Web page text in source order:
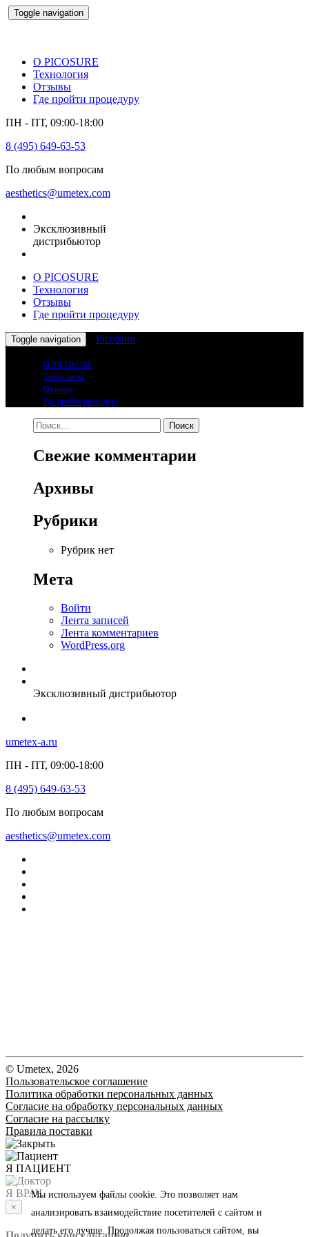
Toggle navigation
О PICOSURE
Технология
Отзывы
Где пройти процедуру
ПН - ПТ, 09:00-18:00
8 (495) 649-63-53
По любым вопросам
aesthetics@umetex.com
Эксклюзивный
дистрибьютор
О PICOSURE
Технология
Отзывы
Где пройти процедуру
Toggle navigation PicoSure
О PICOSURE
Технология
Отзывы
Где пройти процедуру
Найти:
Свежие комментарии
Архивы
Рубрики
Рубрик нет
Мета
Войти
Лента записей
Лента комментариев
WordPress.org
Эксклюзивный дистрибьютор
umetex-a.ru
ПН - ПТ, 09:00-18:00
8 (495) 649-63-53
По любым вопросам
aesthetics@umetex.com
© Umetex, 2026
Пользовательское соглашение
Политика обработки персональных данных
Согласие на обработку персональных данных
Согласие на рассылку
Правила поставки
Мы используем файлы cookie. Это позволяет нам
анализировать взаимодействие посетителей с сайтом и
делать его лучше. Продолжая пользоваться сайтом, вы
Я ПАЦИЕНТ
Я ВРАЧ
×